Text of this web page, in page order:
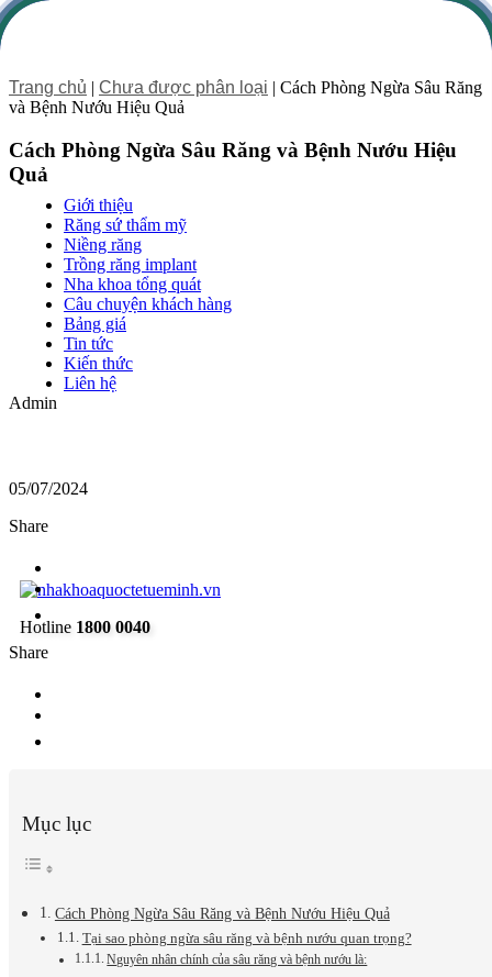
Giới thiệu
Răng sứ thẩm mỹ
Niềng răng
Trồng răng implant
Nha khoa tổng quát
Câu chuyện khách hàng
Bảng giá
Tin tức
Kiến thức
Liên hệ
Hotline 1800 0040
Trang chủ | Chưa được phân loại | Cách Phòng Ngừa Sâu Răng
và Bệnh Nướu Hiệu Quả
Cách Phòng Ngừa Sâu Răng và Bệnh Nướu Hiệu
Quả
Admin
05/07/2024
Share
Share
Mục lục
Cách Phòng Ngừa Sâu Răng và Bệnh Nướu Hiệu Quả
Tại sao phòng ngừa sâu răng và bệnh nướu quan trọng?
Nguyên nhân chính của sâu răng và bệnh nướu là: